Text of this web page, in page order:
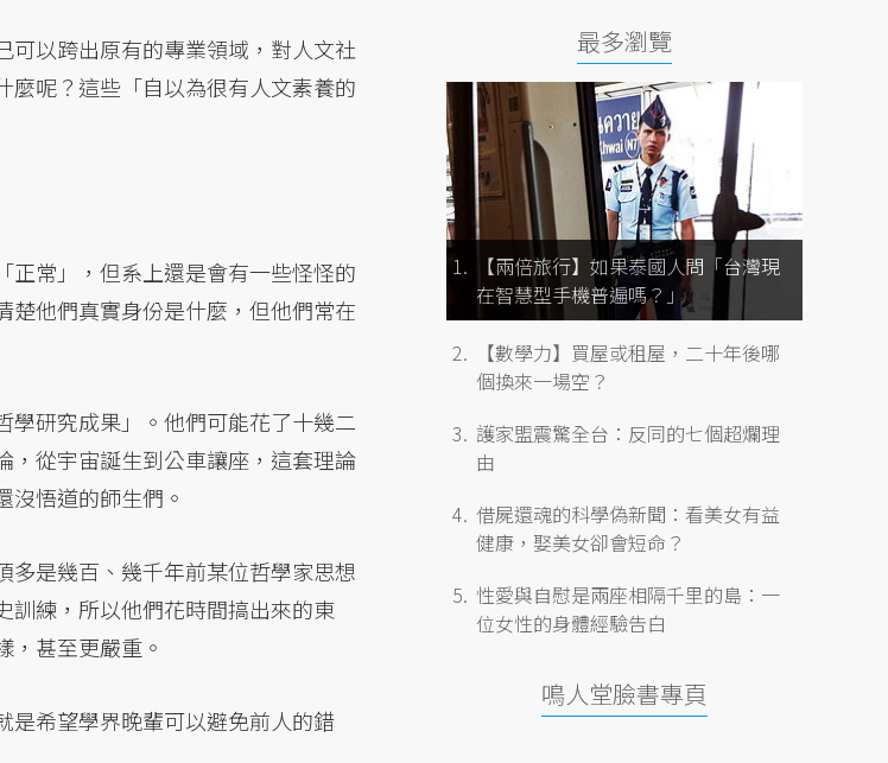
可以跨出原有的專業領域，對人文社
麼呢？這些「自以為很有人文素養的
正常」，但系上還是會有一些怪怪的
楚他們真實身份是什麼，但他們常在
研究成果」。他們可能花了十幾二
，從宇宙誕生到公車讓座，這套理論
悟道的師生們。
多是幾百、幾千年前某位哲學家思想
訓練，所以他們花時間搞出來的東
甚至更嚴重。
是希望學界晚輩可以避免前人的錯
最多瀏覽
【兩倍旅行】如果泰國人問「台灣現
在智慧型手機普遍嗎？」
【數學力】買屋或租屋，二十年後哪
個換來一場空？
護家盟震驚全台：反同的七個超爛理
由
借屍還魂的科學偽新聞：看美女有益
健康，娶美女卻會短命？
性愛與自慰是兩座相隔千里的島：一
位女性的身體經驗告白
鳴人堂臉書專頁